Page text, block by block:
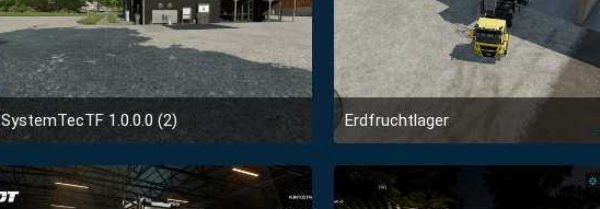
SystemTecTF 1.0.0.0 (2)
9. Januar 2022 um 18:02
Erdfruchtlager
8. Januar 2022 um 23:19
2